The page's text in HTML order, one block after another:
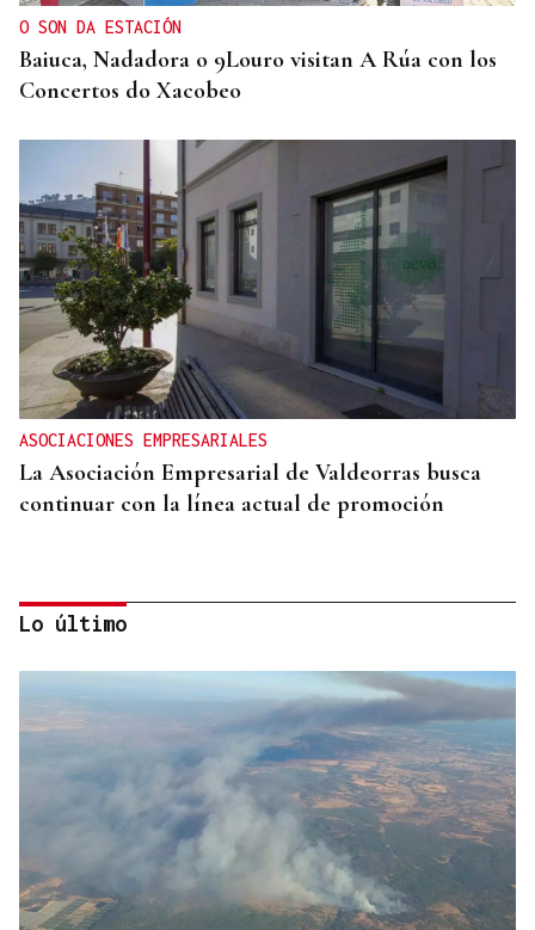
O SON DA ESTACIÓN
Baiuca, Nadadora o 9Louro visitan A Rúa con los
Concertos do Xacobeo
ASOCIACIONES EMPRESARIALES
La Asociación Empresarial de Valdeorras busca
continuar con la línea actual de promoción
DISTRIBUIDORA FAMILIAR
Gaseosas Roca, medio siglo creciendo junto a
Valdeorras y Coca-Cola
Lo último